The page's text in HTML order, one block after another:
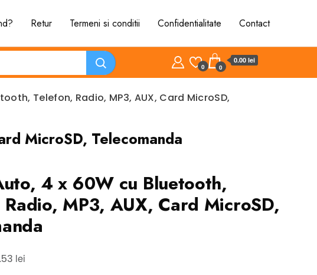
Retur Termeni si conditii Confidentialitate Contact
0 0
0.00 lei
Telefon, Radio, MP3, AUX, Card MicroSD,
MicroSD, Telecomanda
4 x 60W cu Bluetooth,
Radio, MP3, AUX, Card MicroSD,
lei